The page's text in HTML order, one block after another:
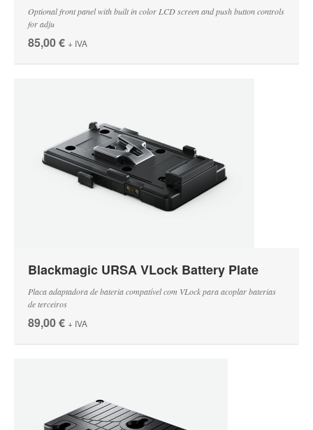
Optional front panel with built in color LCD screen and push button controls
for adju
85,00 € + IVA
Blackmagic URSA VLock Battery Plate
Placa adaptadora de bateria compatível com VLock para acoplar baterias
de terceiros
89,00 € + IVA